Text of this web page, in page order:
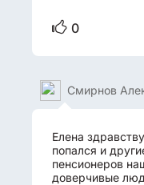
0
Смирнов
Елена
попался и
пенсионеров
доверчивые